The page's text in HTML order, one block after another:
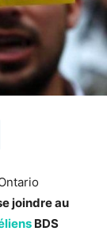
joindre au
BDS